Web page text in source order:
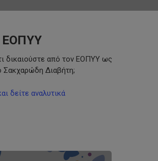
ΕΟΠΥΥ
δικαιούστε από τον ΕΟΠΥΥ ως
Σακχαρώδη Διαβήτη;
δείτε αναλυτικά